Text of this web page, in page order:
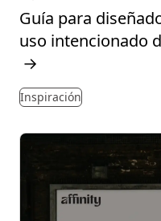
Guía para
uso intencionado
→
Inspiración